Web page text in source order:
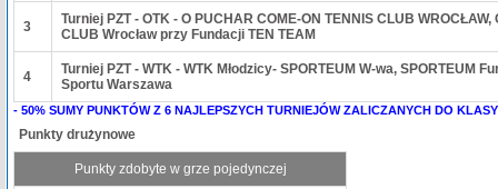
3
Turniej PZT - OTK - O PUCHAR COME-ON TENNIS CLUB WROCŁAW,
CLUB Wrocław przy Fundacji TEN TEAM
4
Turniej PZT - WTK - WTK Młodzicy- SPORTEUM W-wa, SPORTEUM
Sportu Warszawa
- 50% SUMY PUNKTÓW Z 6 NAJLEPSZYCH TURNIEJÓW ZALICZANYCH DO
Punkty drużynowe
Punkty zdobyte w grze pojedynczej